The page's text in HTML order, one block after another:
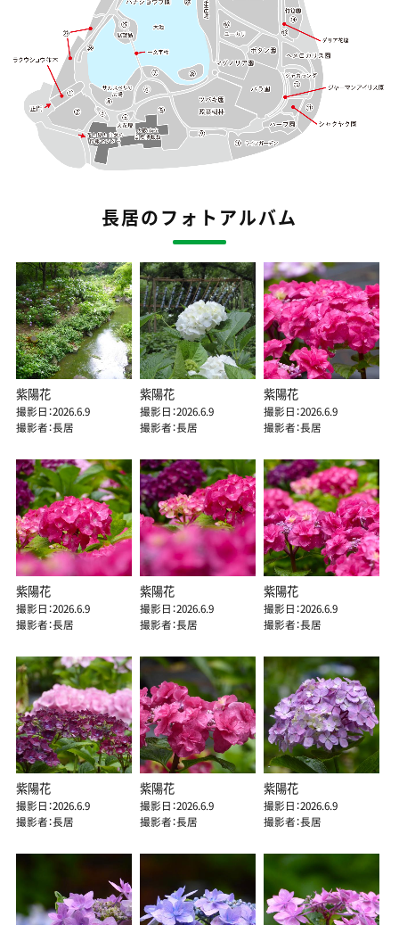
長居のフォトアルバム
紫陽花
撮影日：2026.6.9
撮影者：長居
紫陽花
撮影日：2026.6.9
撮影者：長居
紫陽花
撮影日：2026.6.9
撮影者：長居
紫陽花
撮影日：2026.6.9
撮影者：長居
紫陽花
撮影日：2026.6.9
撮影者：長居
紫陽花
撮影日：2026.6.9
撮影者：長居
紫陽花
撮影日：2026.6.9
撮影者：長居
紫陽花
撮影日：2026.6.9
撮影者：長居
紫陽花
撮影日：2026.6.9
撮影者：長居